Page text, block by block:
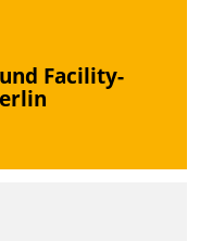
Facility-